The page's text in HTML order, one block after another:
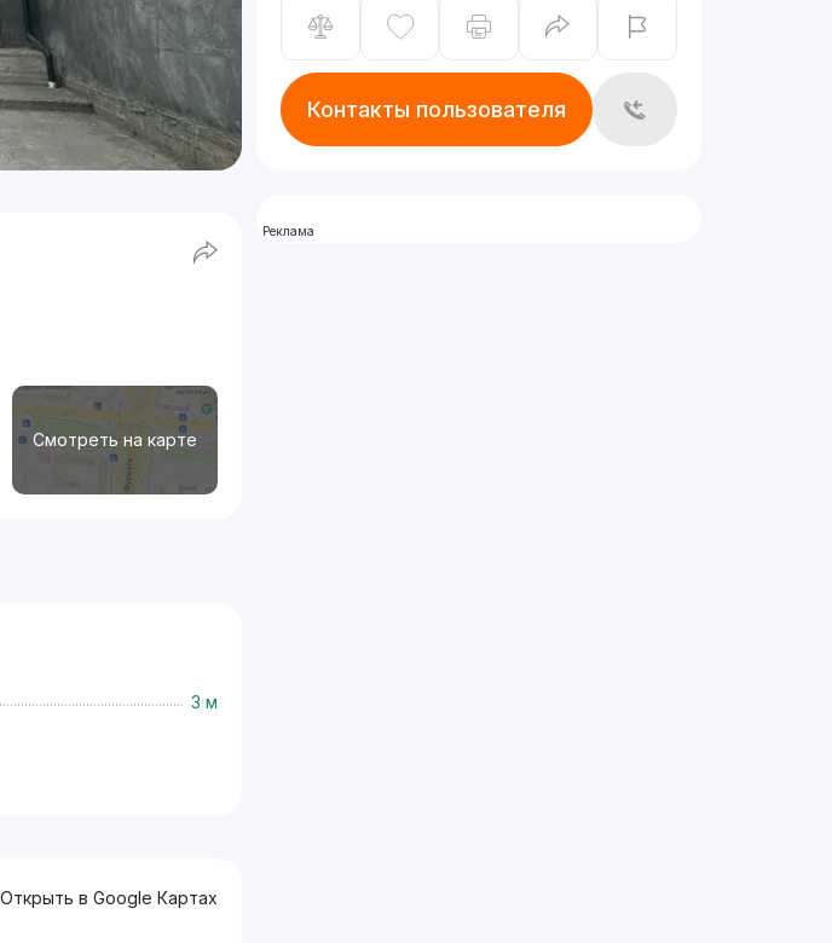
Смотреть на карте
3 м
Открыть в Google Картах
Контакты пользователя
Реклама